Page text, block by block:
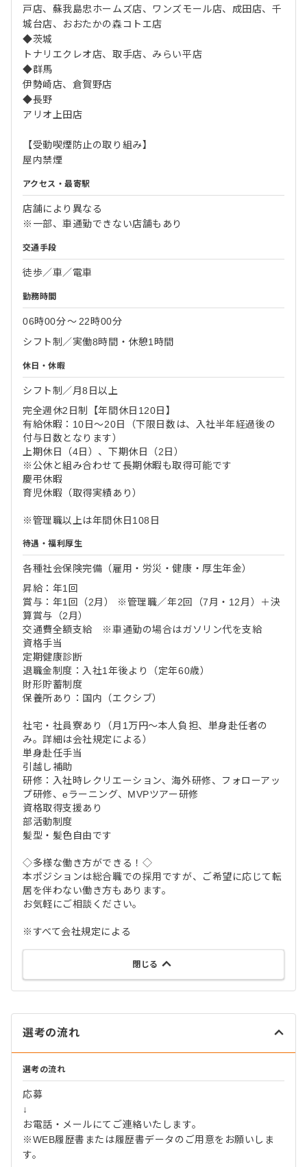
戸店、蘇我島忠ホームズ店、ワンズモール店、成田店、千
城台店、おおたかの森コトエ店
◆茨城
トナリエクレオ店、取手店、みらい平店
◆群馬
伊勢崎店、倉賀野店
◆長野
アリオ上田店
【受動喫煙防止の取り組み】
屋内禁煙
アクセス・最寄駅
店舗により異なる
※一部、車通勤できない店舗もあり
交通手段
徒歩／車／電車
勤務時間
06時00分〜22時00分
シフト制／実働8時間・休憩1時間
休日・休暇
シフト制／月8日以上
完全週休2日制【年間休日120日】
有給休暇：10日～20日（下限日数は、入社半年経過後の
付与日数となります）
上期休日（4日）、下期休日（2日）
※公休と組み合わせて長期休暇も取得可能です
慶弔休暇
育児休暇（取得実績あり）
※管理職以上は年間休日108日
待遇・福利厚生
各種社会保険完備（雇用・労災・健康・厚生年金）
昇給：年1回
賞与：年1回（2月） ※管理職／年2回（7月・12月）＋決
算賞与（2月）
交通費全額支給 ※車通勤の場合はガソリン代を支給
資格手当
定期健康診断
退職金制度：入社1年後より（定年60歳）
財形貯蓄制度
保養所あり：国内（エクシブ）
社宅・社員寮あり（月1万円～本人負担、単身赴任者の
み。詳細は会社規定による）
単身赴任手当
引越し補助
研修：入社時レクリエーション、海外研修、フォローアッ
プ研修、eラーニング、MVPツアー研修
資格取得支援あり
部活動制度
髪型・髪色自由です
◇多様な働き方ができる！◇
本ポジションは総合職での採用ですが、ご希望に応じて転
居を伴わない働き方もあります。
お気軽にご相談ください。
※すべて会社規定による
閉じる
選考の流れ
選考の流れ
応募
↓
お電話・メールにてご連絡いたします。
※WEB履歴書または履歴書データのご用意をお願いしま
す。